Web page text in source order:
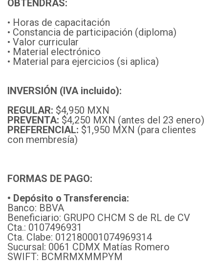
OBTENDRÁS:
• Horas de capacitación
• Constancia de participación (diploma)
• Valor curricular
• Material electrónico
• Material para ejercicios (si aplica)
INVERSIÓN (IVA incluido):
REGULAR: $4,950 MXN
PREVENTA: $4,250 MXN (antes del 23 enero)
PREFERENCIAL: $1,950 MXN (para clientes
con membresía)
FORMAS DE PAGO:
• Depósito o Transferencia:
Banco: BBVA
Beneficiario: GRUPO CHCM S de RL de CV
Cta.: 0107496931
Cta. Clabe: 012180001074969314
Sucursal: 0061 CDMX Matías Romero
SWIFT: BCMRMXMMPYM